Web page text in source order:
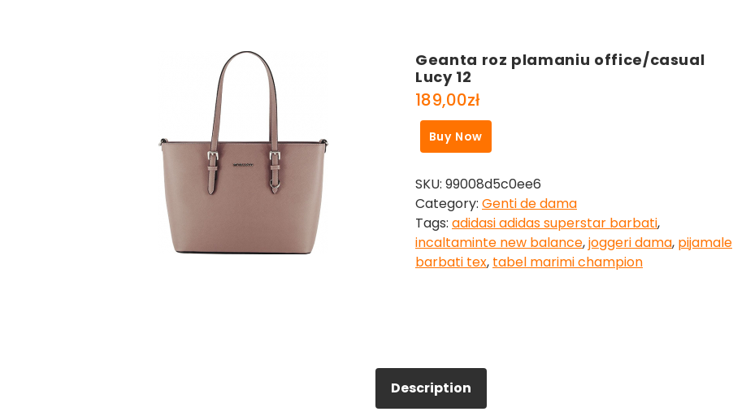
Geanta roz plamaniu office/casual
Lucy 12
189,00zł
Buy Now
SKU: 99008d5c0ee6
Category: Genti de dama
Tags: adidasi adidas superstar barbati,
incaltaminte new balance,joggeri dama, pijamale
barbati tex, tabel marimi champion
Description